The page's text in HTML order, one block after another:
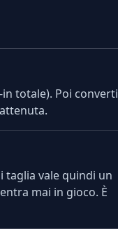
totale). Poi converti
taglia vale quindi un
mai in gioco. È